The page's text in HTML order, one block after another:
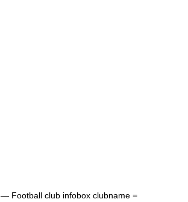
— Football club infobox clubname =